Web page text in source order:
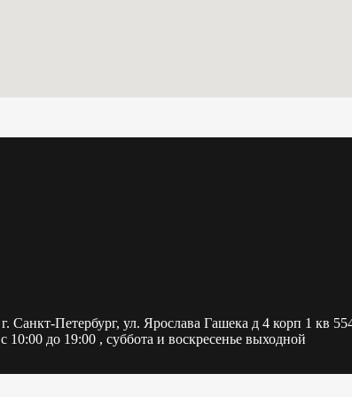
г. Санкт-Петербург, ул. Ярослава Гашека д 4 корп 1 кв
с 10:00 до 19:00 , суббота и воскресенье выходной